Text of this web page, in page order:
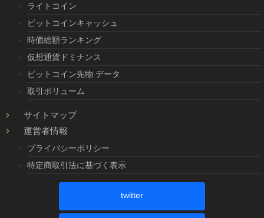
ライトコイン
ビットコインキャッシュ
時価総額ランキング
仮想通貨ドミナンス
ビットコイン先物 データ
取引ボリューム
サイトマップ
運営者情報
プライバシーポリシー
特定商取引法に基づく表示
twitter